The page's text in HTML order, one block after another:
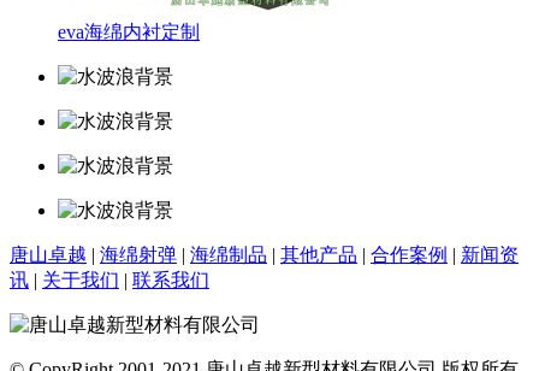
eva海绵内衬定制
唐山卓越 | 海绵射弹 | 海绵制品 | 其他产品 | 合作案例 | 新闻资
讯 | 关于我们 | 联系我们